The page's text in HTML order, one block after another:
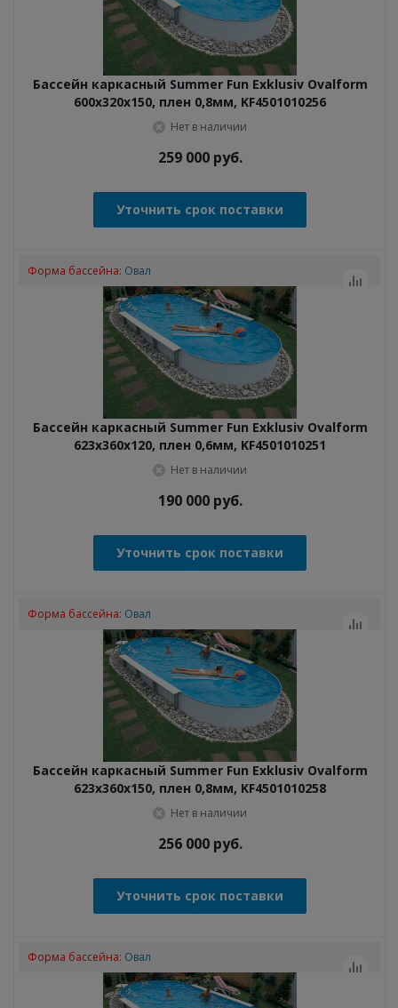
Бассейн каркасный Summer Fun Exklusiv Ovalform
600x320x150, плен 0,8мм, KF4501010256
Нет в наличии
259 000руб.
Уточнить срок поставки
Бассейн каркасный Summer Fun Exklusiv Ovalform
623x360x120, плен 0,6мм, KF4501010251
Нет в наличии
Форма бассейна: Овал
190 000руб.
Уточнить срок поставки
Бассейн каркасный Summer Fun Exklusiv Ovalform
623x360x150, плен 0,8мм, KF4501010258
Нет в наличии
Форма бассейна: Овал
256 000руб.
Уточнить срок поставки
Форма бассейна: Овал